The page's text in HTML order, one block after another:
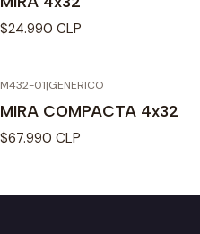
$24.990 CLP
M432-01|GENERICO
MIRA COMPACTA 4x32
$67.990 CLP